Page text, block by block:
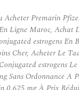
Acheter Premarin
Ligne Maroc, Achat
estrogens En
Cher, Acheter Le
estrogens
Sans Ordonnance A